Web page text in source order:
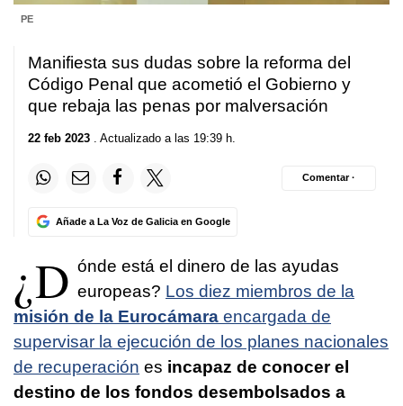
PE
Manifiesta sus dudas sobre la reforma del
Código Penal que acometió el Gobierno y
que rebaja las penas por malversación
22 feb 2023 . Actualizado a las 19:39 h.
Añade a La Voz de Galicia en Google
Comentar ·
¿D ónde está el dinero de las ayudas
europeas? Los diez miembros de la
misión de la Eurocámara encargada de
supervisar la ejecución de los planes nacionales
de recuperación es incapaz de conocer el
destino de los fondos desembolsados a